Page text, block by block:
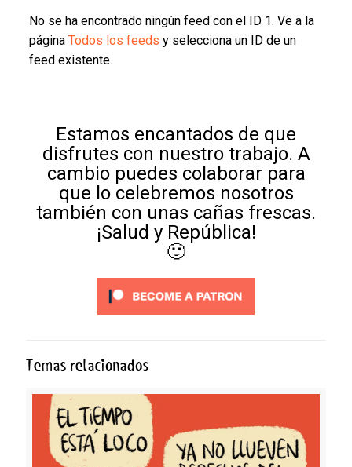
No se ha encontrado ningún feed con el ID 1. Ve a la
página Todos los feeds y selecciona un ID de un
feed existente.
Estamos encantados de que
disfrutes con nuestro trabajo. A
cambio puedes colaborar para
que lo celebremos nosotros
también con unas cañas frescas.
¡Salud y República!
🙂
Temas relacionados